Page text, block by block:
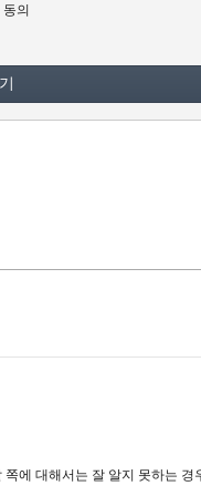
의
대해서는 잘 알지 못하는